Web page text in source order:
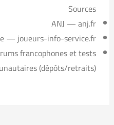
Sources
ANJ — anj.fr
— joueurs-info-service.fr
francophones et tests
(dépôts/retraits)